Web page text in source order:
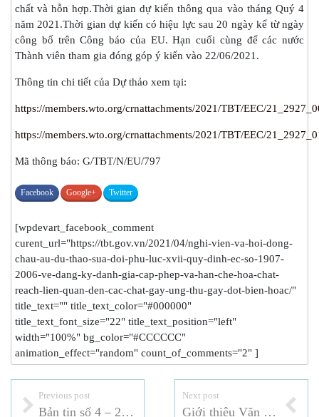
chất và hỗn hợp.Thời gian dự kiến thông qua vào tháng Quý 4
năm 2021.Thời gian dự kiến có hiệu lực sau 20 ngày kể từ ngày
công bố trên Công báo của EU. Hạn cuối cùng để các nước
Thành viên tham gia đóng góp ý kiến vào 22/06/2021.
Thông tin chi tiết của Dự thảo xem tại:
https://members.wto.org/crnattachments/2021/TBT/EEC/
https://members.wto.org/crnattachments/2021/TBT/EEC/
Mã thông báo: G/TBT/N/EU/797
Facebook Google+ Twitter
[wpdevart_facebook_comment
curent_url="https://tbt.gov.vn/2021/04/nghi-vien-va-hoi-dong-
chau-au-du-thao-sua-doi-phu-luc-xvii-quy-dinh-ec-so-1907-
2006-ve-dang-ky-danh-gia-cap-phep-va-han-che-hoa-chat-
reach-lien-quan-den-cac-chat-gay-ung-thu-gay-dot-bien-hoac/"
title_text="" title_text_color="#000000"
title_text_font_size="22" title_text_position="left"
width="100%" bg_color="#CCCCCC"
animation_effect="random" count_of_comments="2" ]
Previous post
Bản tin số 4 – 2021
Next post
Giới thiệu Văn phòng Thông báo và Hỏi đáp quốc gia về Tiêu chuẩn Đo lường Chất lượng qua mã QR Codes